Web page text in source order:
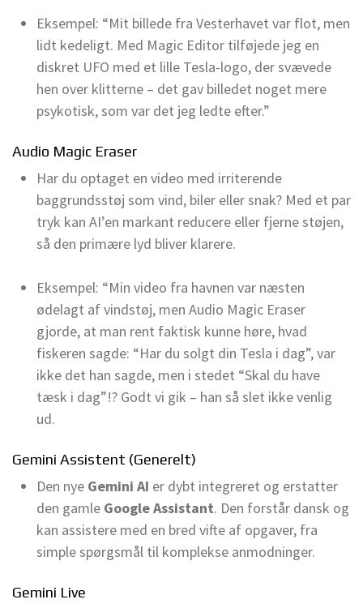
Eksempel: “Mit billede fra Vesterhavet var flot, men
lidt kedeligt. Med Magic Editor tilføjede jeg en
diskret UFO med et lille Tesla-logo, der svævede
hen over klitterne – det gav billedet noget mere
psykotisk, som var det jeg ledte efter.”
Audio Magic Eraser
Har du optaget en video med irriterende
baggrundsstøj som vind, biler eller snak? Med et par
tryk kan AI’en markant reducere eller fjerne støjen,
så den primære lyd bliver klarere.
Eksempel: “Min video fra havnen var næsten
ødelagt af vindstøj, men Audio Magic Eraser
gjorde, at man rent faktisk kunne høre, hvad
fiskeren sagde: “Har du solgt din Tesla i dag”, var
ikke det han sagde, men i stedet “Skal du have
tæsk i dag”!? Godt vi gik – han så slet ikke venlig
ud.
Gemini Assistent (Generelt)
Den nye Gemini AI er dybt integreret og erstatter
den gamle Google Assistant. Den forstår dansk og
kan assistere med en bred vifte af opgaver, fra
simple spørgsmål til komplekse anmodninger.
Gemini Live